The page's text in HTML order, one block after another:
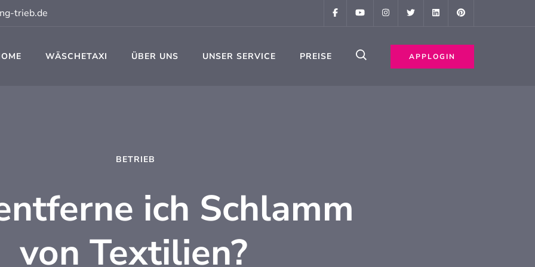
trieb.de
WÄSCHETAXI ÜBER UNS UNSER SERVICE PREISE APPLOGIN
BETRIEB
ich Schlamm
von Textilien?